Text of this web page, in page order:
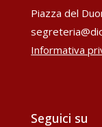
Piazza del
Informativa
Seguici su